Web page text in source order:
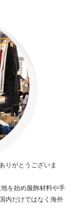
りがとうございま
を始め服飾材料や手
内だけではなく海外